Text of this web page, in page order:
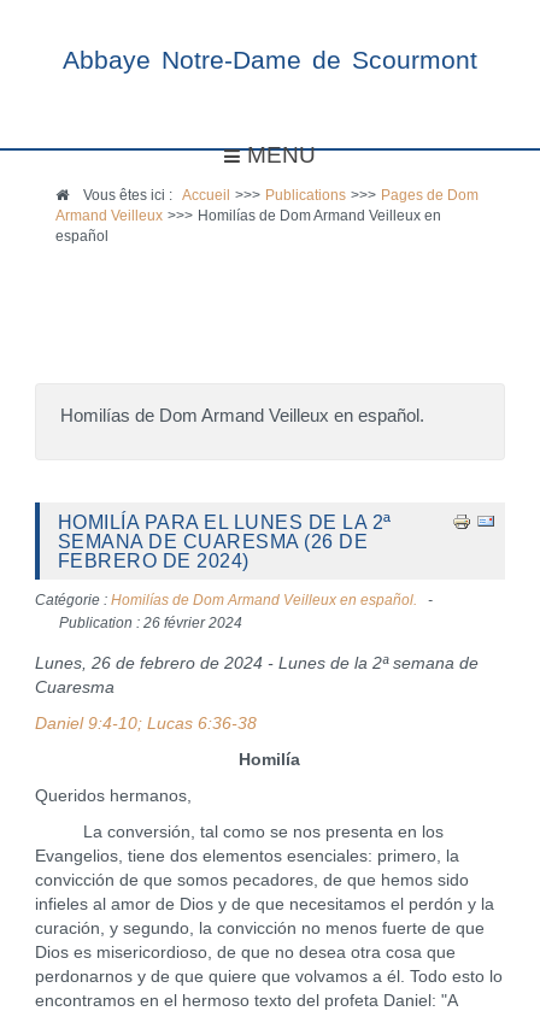
Abbaye Notre-Dame de Scourmont
MENU
Vous êtes ici :Accueil >>> Publications >>> Pages de Dom
Armand Veilleux >>> Homilías de Dom Armand Veilleux en
español
Homilías de Dom Armand Veilleux en español.
HOMILÍA PARA EL LUNES DE LA 2ª
SEMANA DE CUARESMA (26 DE
FEBRERO DE 2024)
Catégorie : Homilías de Dom Armand Veilleux en español.
Publication : 26 février 2024
Lunes, 26 de febrero de 2024 - Lunes de la 2ª semana de
Cuaresma
Daniel 9:4-10; Lucas 6:36-38
Homilía
Queridos hermanos,
La conversión, tal como se nos presenta en los
Evangelios, tiene dos elementos esenciales: primero, la
convicción de que somos pecadores, de que hemos sido
infieles al amor de Dios y de que necesitamos el perdón y la
curación, y segundo, la convicción no menos fuerte de que
Dios es misericordioso, de que no desea otra cosa que
perdonarnos y de que quiere que volvamos a él. Todo esto lo
encontramos en el hermoso texto del profeta Daniel: "A